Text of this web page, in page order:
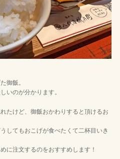
御飯。
いのが分かります。
たけど、御飯おかわりすると頂けるお
してもおこげが食べたくて二杯目いき
に注文するのをおすすめします！